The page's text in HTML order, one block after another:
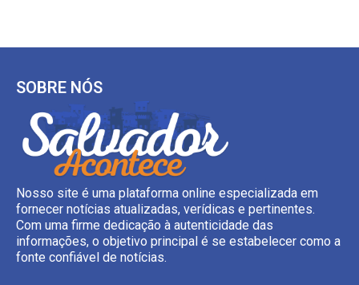
SOBRE NÓS
Nosso site é uma plataforma online especializada em
fornecer notícias atualizadas, verídicas e pertinentes.
Com uma firme dedicação à autenticidade das
informações, o objetivo principal é se estabelecer como a
fonte confiável de notícias.